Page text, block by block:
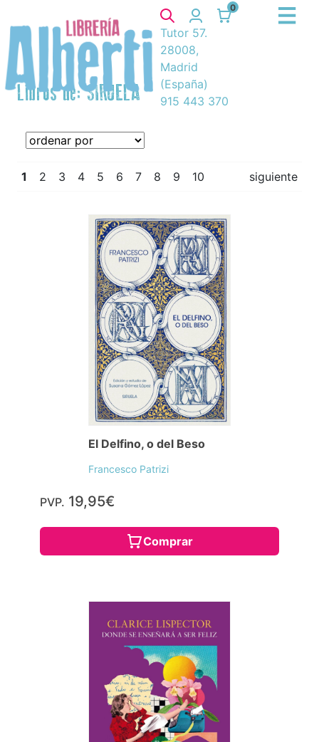
0
Tutor 57.
28008,
Madrid
(España)
915 443 370
Libros de: SIRUELA
1 2 3 4 5 6 7 8 9 10 siguiente
El Delfino, o del Beso
Francesco Patrizi
PVP. 19,95€
Comprar